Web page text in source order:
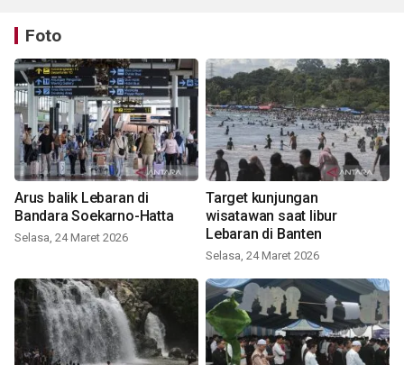
Foto
Arus balik Lebaran di
Bandara Soekarno-Hatta
Selasa, 24 Maret 2026
Target kunjungan
wisatawan saat libur
Lebaran di Banten
Selasa, 24 Maret 2026